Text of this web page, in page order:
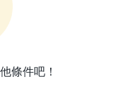
條件吧！